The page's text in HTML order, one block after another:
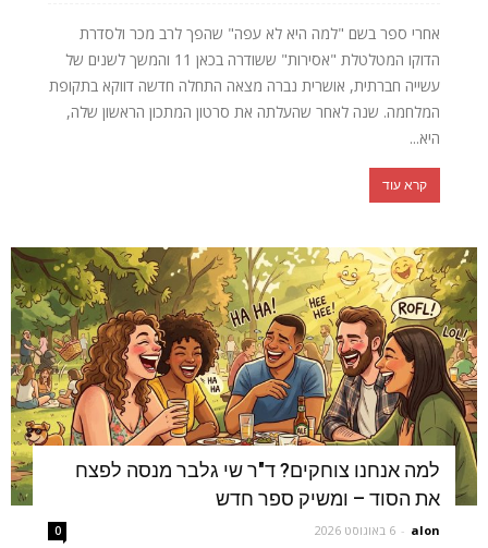
אחרי ספר בשם "למה היא לא עפה" שהפך לרב מכר ולסדרת
הדוקו המטלטלת "אסירות" ששודרה בכאן 11 והמשך לשנים של
עשייה חברתית, אושרית נברה מצאה התחלה חדשה דווקא בתקופת
המלחמה. שנה לאחר שהעלתה את סרטון המתכון הראשון שלה,
היא...
קרא עוד
למה אנחנו צוחקים? ד"ר שי גלבר מנסה לפצח
את הסוד – ומשיק ספר חדש
alon
- 6 באוגוסט 2026 0